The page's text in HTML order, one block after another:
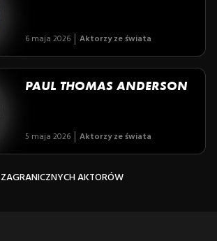
6 maja 2026 Aktorzy ze świata
PAUL THOMAS ANDERSON
5 maja 2026 Aktorzy ze świata
AKTORÓW